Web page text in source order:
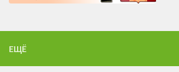
ЕЩЁ